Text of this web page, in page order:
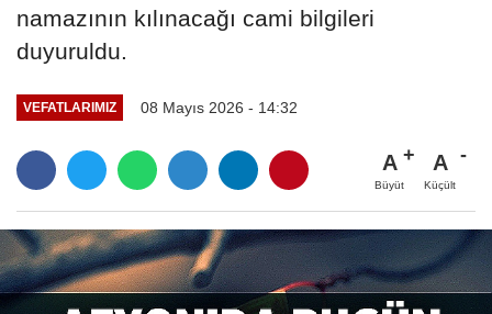
namazının kılınacağı cami bilgileri
duyuruldu.
VEFATLARIMIZ 08 Mayıs 2026 - 14:32
A
Büyüt
A
Küçült